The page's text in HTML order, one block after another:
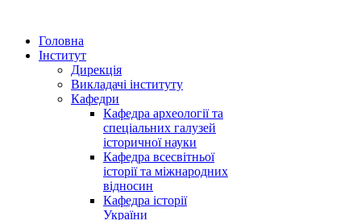
Головна
Інститут
Дирекція
Викладачі інституту
Кафедри
Кафедра археології та
спеціальних галузей
історичної науки
Кафедра всесвітньої
історії та міжнародних
відносин
Кафедра історії
України